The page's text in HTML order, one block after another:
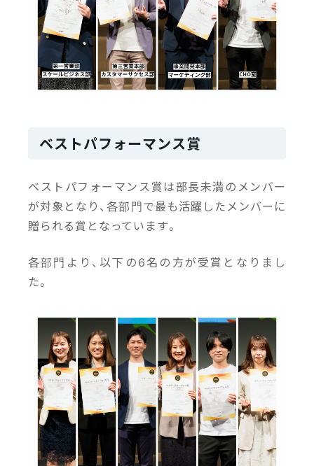
ベストパフォーマンス賞
ベストパフォーマンス賞は部長未満のメンバー
が対象となり、各部門で最も活躍したメンバーに
贈られる賞となっています。
各部門より、以下の6名の方が受賞となりまし
た。